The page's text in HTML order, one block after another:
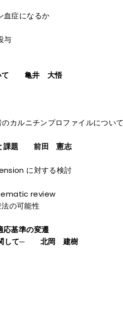
血症になるか
与
いて 亀井 大悟
カルニチンプロファイルについて
と課題 前田 憲志
に対する検討
review
の可能性
応基準の変遷
関して─ 北岡 建樹